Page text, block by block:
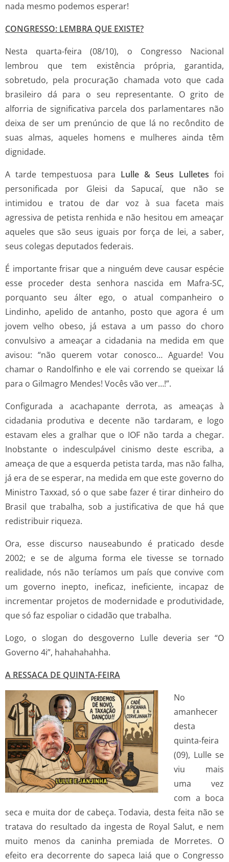
nada mesmo podemos esperar!
CONGRESSO: LEMBRA QUE EXISTE?
Nesta quarta-feira (08/10), o Congresso Nacional
lembrou que tem existência própria, garantida,
sobretudo, pela procuração chamada voto que cada
brasileiro dá para o seu representante. O grito de
alforria de significativa parcela dos parlamentares não
deixa de ser um prenúncio de que lá no recôndito de
suas almas, aqueles homens e mulheres ainda têm
dignidade.
A tarde tempestuosa para Lulle & Seus Lulletes foi
personificada por Gleisi da Sapucaí, que não se
intimidou e tratou de dar voz à sua faceta mais
agressiva de petista renhida e não hesitou em ameaçar
aqueles que são seus iguais por força de lei, a saber,
seus colegas deputados federais.
É importante frisar que a ninguém deve causar espécie
esse proceder desta senhora nascida em Mafra-SC,
porquanto seu álter ego, o atual companheiro o
Lindinho, apelido de antanho, posto que agora é um
jovem velho obeso, já estava a um passo do choro
convulsivo a ameaçar a cidadania na medida em que
avisou: “não querem votar conosco… Aguarde! Vou
chamar o Randolfinho e ele vai correndo se queixar lá
para o Gilmagro Mendes! Vocês vão ver…!”.
Configurada a acachapante derrota, as ameaças à
cidadania produtiva e decente não tardaram, e logo
estavam eles a gralhar que o IOF não tarda a chegar.
Inobstante o indesculpável cinismo deste escriba, a
ameaça de que a esquerda petista tarda, mas não falha,
já era de se esperar, na medida em que este governo do
Ministro Taxxad, só o que sabe fazer é tirar dinheiro do
Brasil que trabalha, sob a justificativa de que há que
redistribuir riqueza.
Ora, esse discurso nauseabundo é praticado desde
2002; e se de alguma forma ele tivesse se tornado
realidade, nós não teríamos um país que convive com
um governo inepto, ineficaz, ineficiente, incapaz de
incrementar projetos de modernidade e produtividade,
que só faz espoliar o cidadão que trabalha.
Logo, o slogan do desgoverno Lulle deveria ser “O
Governo 4i”, hahahahahha.
A RESSACA DE QUINTA-FEIRA
No
amanhecer
desta
quinta-feira
(09), Lulle se
viu mais
uma vez
com a boca
seca e muita dor de cabeça. Todavia, desta feita não se
tratava do resultado da ingesta de Royal Salut, e nem
muito menos da caninha premiada de Morretes. O
efeito era decorrente do sapeca Iaiá que o Congresso